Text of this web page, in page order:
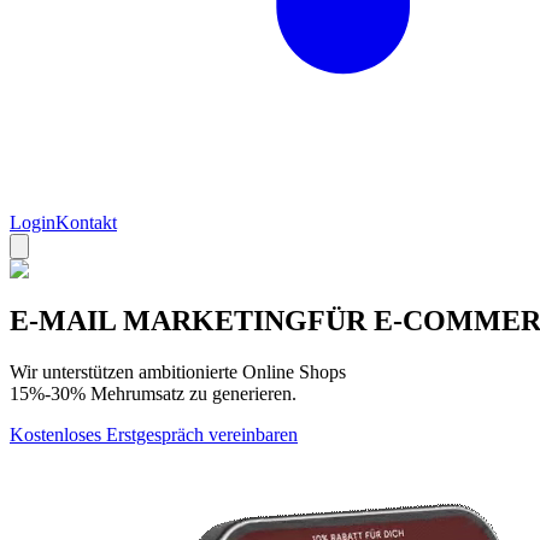
LoginKontakt
E-MAIL MARKETINGFÜR E-
Wir unterstützen ambitionierte Online Shops
15%-30% Mehrumsatz zu generieren.
Kostenloses Erstgespräch vereinbaren